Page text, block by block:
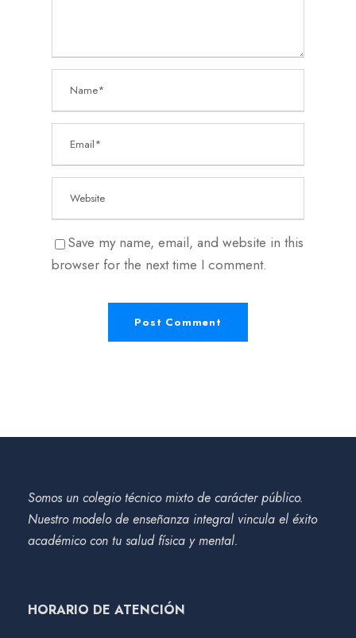
Save my name, email, and website in this
browser for the next time I comment.
Somos un colegio técnico mixto de carácter público.
Nuestro modelo de enseñanza integral vincula el éxito
académico con tu salud física y mental.
HORARIO DE ATENCIÓN